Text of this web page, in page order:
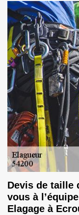
Devis de taille
vous à
Elagage à